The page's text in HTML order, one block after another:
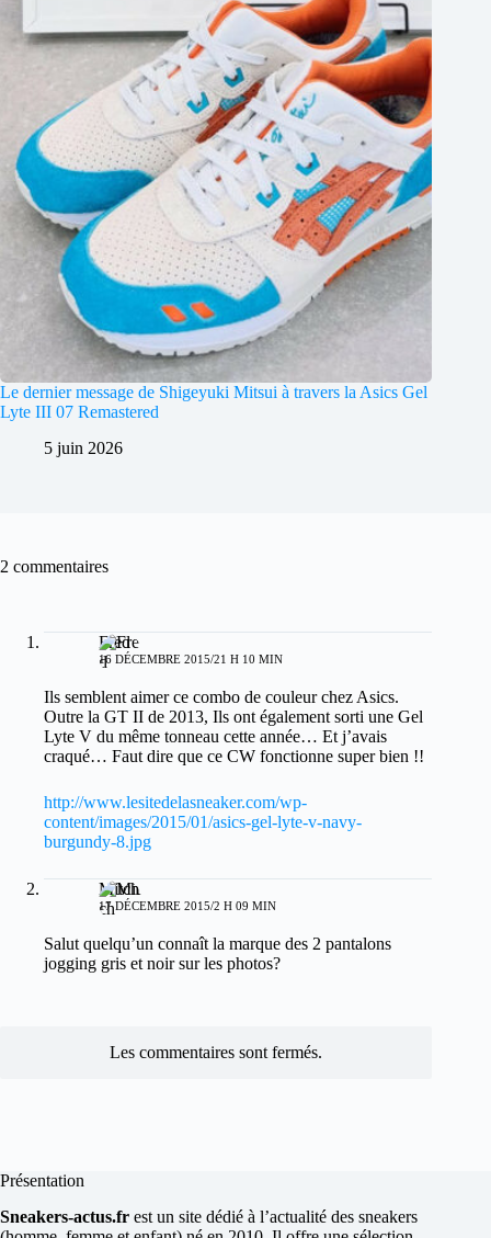
Le dernier message de Shigeyuki Mitsui à travers la Asics Gel
Lyte III 07 Remastered
5 juin 2026
2 commentaires
Fred
16 DÉCEMBRE 2015/21 H 10 MIN
Ils semblent aimer ce combo de couleur chez Asics.
Outre la GT II de 2013, Ils ont également sorti une Gel
Lyte V du même tonneau cette année… Et j’avais
craqué… Faut dire que ce CW fonctionne super bien !!
http://www.lesitedelasneaker.com/wp-
content/images/2015/01/asics-gel-lyte-v-navy-
burgundy-8.jpg
Mitch
17 DÉCEMBRE 2015/2 H 09 MIN
Salut quelqu’un connaît la marque des 2 pantalons
jogging gris et noir sur les photos?
Les commentaires sont fermés.
Présentation
Sneakers-actus.fr est un site dédié à l’actualité des sneakers